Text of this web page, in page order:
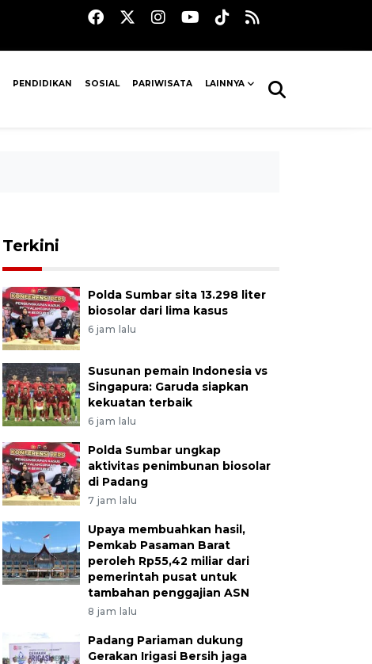
PENDIDIKAN SOSIAL PARIWISATA LAINNYA
Terkini
Polda Sumbar sita 13.298 liter
biosolar dari lima kasus
6 jam lalu
Susunan pemain Indonesia vs
Singapura: Garuda siapkan
kekuatan terbaik
6 jam lalu
Polda Sumbar ungkap
aktivitas penimbunan biosolar
di Padang
7 jam lalu
Upaya membuahkan hasil,
Pemkab Pasaman Barat
peroleh Rp55,42 miliar dari
pemerintah pusat untuk
tambahan penggajian ASN
8 jam lalu
Padang Pariaman dukung
Gerakan Irigasi Bersih jaga